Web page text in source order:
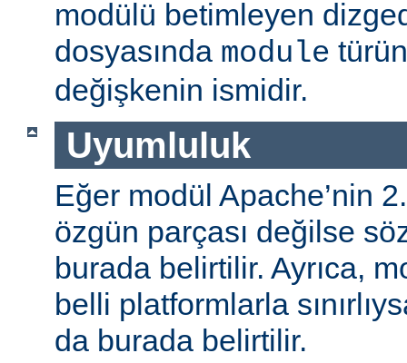
modülü betimleyen
dosyasında module
değişkenin ismidir.
Uyumluluk
Eğer modül Apache’nin 2.
özgün parçası değilse
burada belirtilir. Ayrıca,
belli platformlarla
da burada belirtilir.